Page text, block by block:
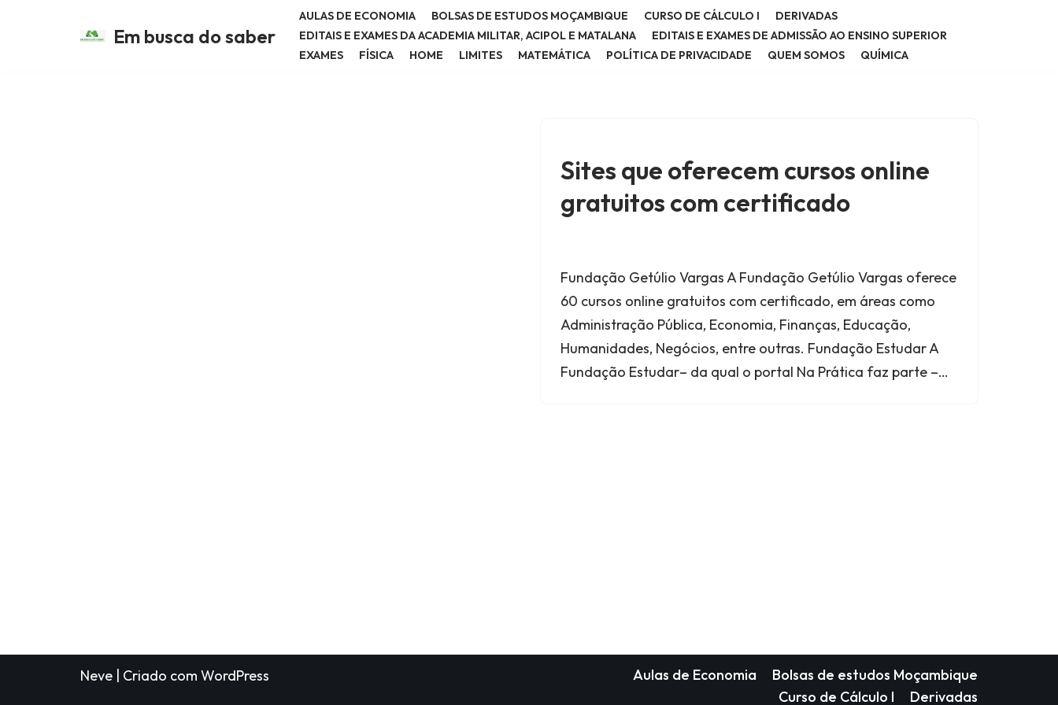
Em busca do saber
AULAS DE ECONOMIA BOLSAS DE ESTUDOS MOÇAMBIQUE CURSO DE CÁLCULO I
DERIVADAS
EDITAIS E EXAMES DA ACADEMIA MILITAR, ACIPOL E MATALANA
EDITAIS E EXAMES DE ADMISSÃO AO ENSINO SUPERIOR
EXAMES
FÍSICA HOME LIMITES MATEMÁTICA POLÍTICA DE PRIVACIDADE QUEM SOMOS QUÍMICA
Sites que oferecem cursos online
gratuitos com certificado
Fundação Getúlio Vargas A Fundação Getúlio Vargas oferece
60 cursos online gratuitos com certificado, em áreas como
Administração Pública, Economia, Finanças, Educação,
Humanidades, Negócios, entre outras. Fundação Estudar A
Fundação Estudar– da qual o portal Na Prática faz parte –…
Neve | Criado com WordPress Aulas de Economia
Bolsas de estudos Moçambique
Curso de Cálculo I
Derivadas